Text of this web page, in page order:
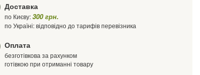
Доставка
по Києву:300 грн.
по Україні: відповідно до тарифів перевізника
Оплата
безготівкова за рахунком
готівкою при отриманні товару